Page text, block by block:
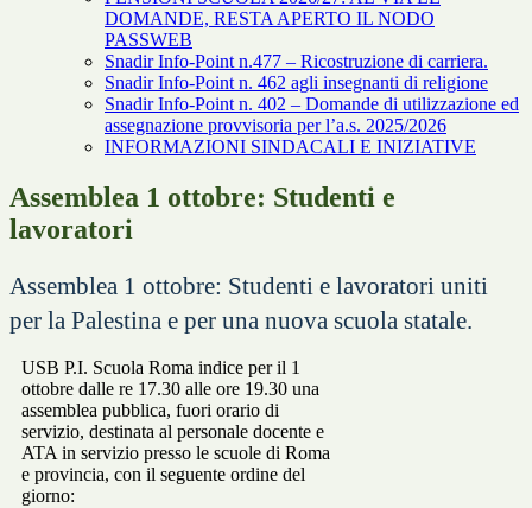
DOMANDE, RESTA APERTO IL NODO
PASSWEB
Snadir Info-Point n.477 – Ricostruzione di carriera.
Snadir Info-Point n. 462 agli insegnanti di religione
Snadir Info-Point n. 402 – Domande di utilizzazione ed
assegnazione provvisoria per l’a.s. 2025/2026
INFORMAZIONI SINDACALI E INIZIATIVE
Assemblea 1 ottobre: Studenti e
lavoratori
Assemblea 1 ottobre: Studenti e lavoratori uniti
per la Palestina e per una nuova scuola statale.
USB P.I. Scuola Roma indice per il 1
ottobre dalle re 17.30 alle ore 19.30 una
assemblea pubblica, fuori orario di
servizio, destinata al personale docente e
ATA in servizio presso le scuole di Roma
e provincia, con il seguente ordine del
giorno: